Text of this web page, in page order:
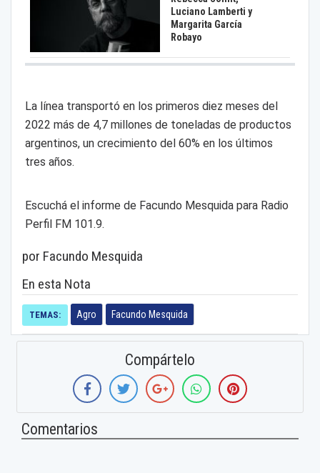
Luciano Lamberti y
Margarita García
Robayo
La línea transportó en los primeros diez meses del
2022 más de 4,7 millones de toneladas de productos
argentinos, un crecimiento del 60% en los últimos
tres años.
Escuchá el informe de Facundo Mesquida para Radio
Perfil FM 101.9.
por Facundo Mesquida
En esta Nota
TEMAS: Agro Facundo Mesquida
Compártelo
Comentarios